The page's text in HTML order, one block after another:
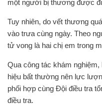
một người bị thương được
Tuy nhiên, do vết thương
vào trưa cùng ngày. Theo
tử vong là hai chị em trong
Qua công tác khám
hiệu bất thường nên lực
phối hợp cùng Đội điều tra
điều tra.